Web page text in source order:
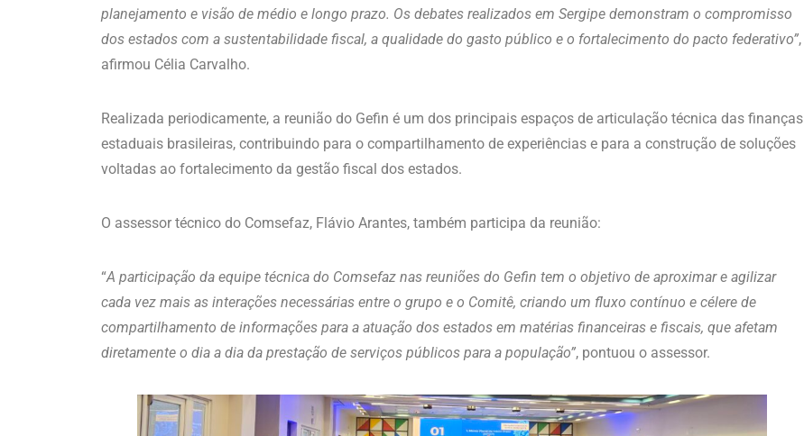
planejamento e visão de médio e longo prazo. Os debates realizados em Sergipe demonstram o compromisso
dos estados com a sustentabilidade fiscal, a qualidade do gasto público e o fortalecimento do pacto federativo”,
afirmou Célia Carvalho.
Realizada periodicamente, a reunião do Gefin é um dos principais espaços de articulação técnica das finanças
estaduais brasileiras, contribuindo para o compartilhamento de experiências e para a construção de soluções
voltadas ao fortalecimento da gestão fiscal dos estados.
O assessor técnico do Comsefaz, Flávio Arantes, também participa da reunião:
“A participação da equipe técnica do Comsefaz nas reuniões do Gefin tem o objetivo de aproximar e agilizar
cada vez mais as interações necessárias entre o grupo e o Comitê, criando um fluxo contínuo e célere de
compartilhamento de informações para a atuação dos estados em matérias financeiras e fiscais, que afetam
diretamente o dia a dia da prestação de serviços públicos para a população”, pontuou o assessor.